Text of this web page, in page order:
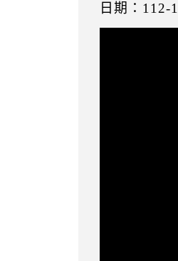
日期：112-